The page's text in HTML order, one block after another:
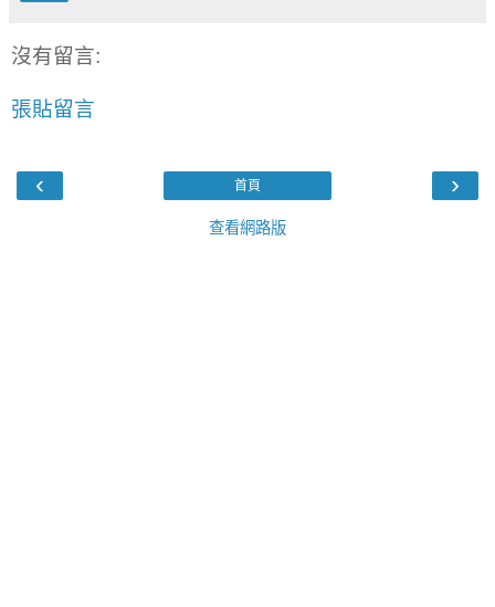
沒有留言:
張貼留言
‹ ›
首頁
查看網路版